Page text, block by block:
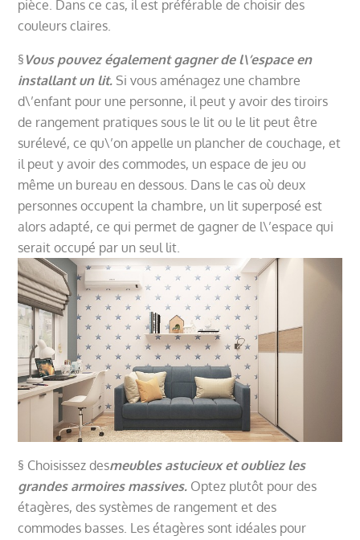
pièce. Dans ce cas, il est préférable de choisir des
couleurs claires.
§ Vous pouvez également gagner de l\’espace en
installant un lit. Si vous aménagez une chambre
d\’enfant pour une personne, il peut y avoir des tiroirs
de rangement pratiques sous le lit ou le lit peut être
surélevé, ce qu\’on appelle un plancher de couchage, et
il peut y avoir des commodes, un espace de jeu ou
même un bureau en dessous. Dans le cas où deux
personnes occupent la chambre, un lit superposé est
alors adapté, ce qui permet de gagner de l\’espace qui
serait occupé par un seul lit.
§ Choisissez desmeubles astucieux et oubliez les
grandes armoires massives. Optez plutôt pour des
étagères, des systèmes de rangement et des
commodes basses. Les étagères sont idéales pour